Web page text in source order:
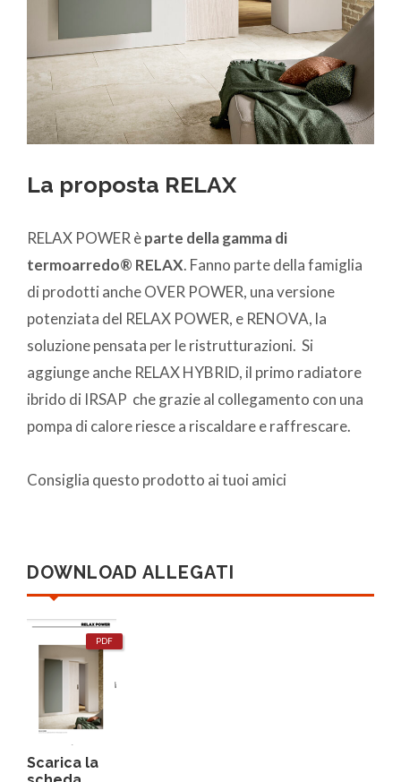
La proposta RELAX
RELAX POWER èparte della gamma di
termoarredo® RELAX. Fanno parte della famiglia
di prodotti anche OVER POWER, una versione
potenziata del RELAX POWER, e RENOVA, la
soluzione pensata per le ristrutturazioni. Si
aggiunge anche RELAX HYBRID, il primo radiatore
ibrido di IRSAP che grazie al collegamento con una
pompa di calore riesce a riscaldare e raffrescare.
Consiglia questo prodotto ai tuoi amici
DOWNLOAD ALLEGATI
PDF
Scarica la